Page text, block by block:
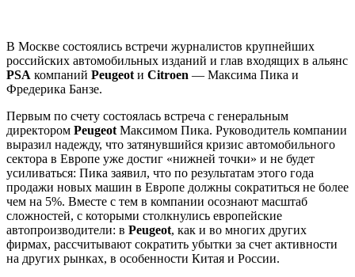
В Москве состоялись встречи журналистов крупнейших
российских автомобильных изданий и глав входящих в альянс
PSA компаний Peugeot и Citroen — Максима Пика и
Фредерика Банзе.
Первым по счету состоялась встреча с генеральным
директором Peugeot Максимом Пика. Руководитель компании
выразил надежду, что затянувшийся кризис автомобильного
сектора в Европе уже достиг «нижней точки» и не будет
усиливаться: Пика заявил, что по результатам этого года
продажи новых машин в Европе должны сократиться не более
чем на 5%. Вместе с тем в компании осознают масштаб
сложностей, с которыми столкнулись европейские
автопроизводители: в Peugeot, как и во многих других
фирмах, рассчитывают сократить убытки за счет активности
на других рынках, в особенности Китая и России.